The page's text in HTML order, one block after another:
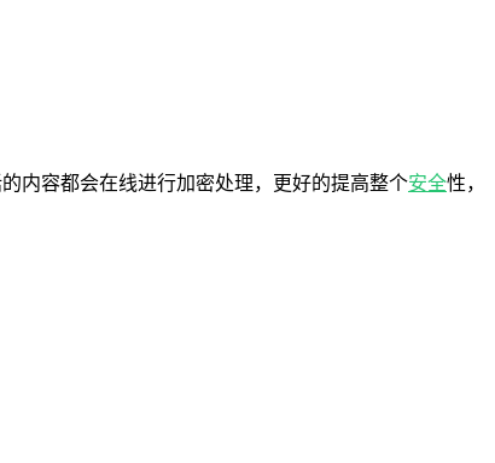
内容都会在线进行加密处理，更好的提高整个安全性，